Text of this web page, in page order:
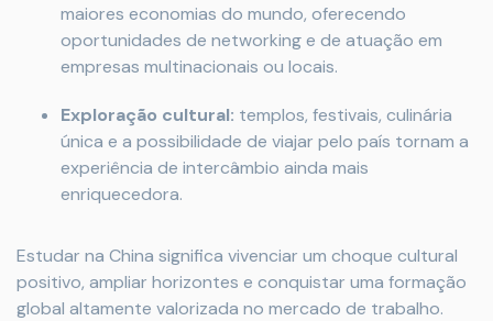
maiores economias do mundo, oferecendo
oportunidades de networking e de atuação em
empresas multinacionais ou locais.
Exploração cultural: templos, festivais, culinária
única e a possibilidade de viajar pelo país tornam a
experiência de intercâmbio ainda mais
enriquecedora.
Estudar na China significa vivenciar um choque cultural
positivo, ampliar horizontes e conquistar uma formação
global altamente valorizada no mercado de trabalho.